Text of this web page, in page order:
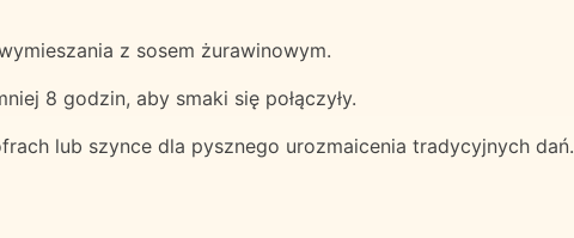
z sosem żurawinowym.
8 godzin, aby smaki się połączyły.
lub szynce dla pysznego urozmaicenia tradycyjnych dań.